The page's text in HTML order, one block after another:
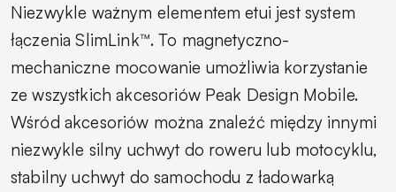
Niezwykle ważnym elementem etui jest system
łączenia SlimLink™. To magnetyczno-
mechaniczne mocowanie umożliwia korzystanie
ze wszystkich akcesoriów Peak Design Mobile.
Wśród akcesoriów można znaleźć między innymi
niezwykle silny uchwyt do roweru lub motocyklu,
stabilny uchwyt do samochodu z ładowarką